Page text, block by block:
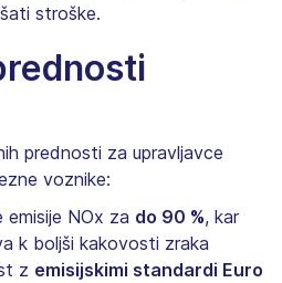
stroške.
prednosti za upravljavce
voznike:
emisije NOx za do 90 %, kar
k boljši kakovosti zraka
z emisijskimi standardi Euro